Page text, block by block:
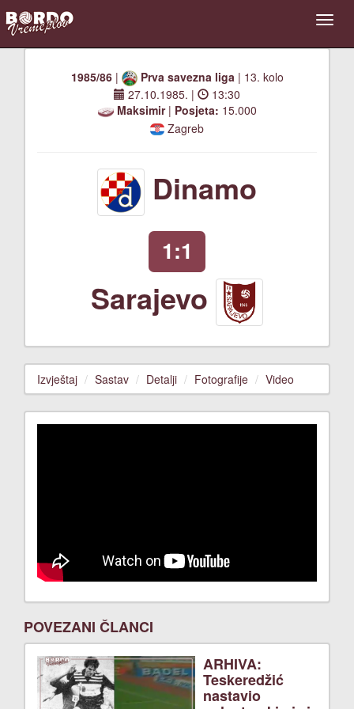
1985/86| Prva savezna liga| 13. kolo
27.10.1985. |
13:30
Maksimir| Posjeta: 15.000
Zagreb
Dinamo
1:1
Sarajevo
Izvještaj Sastav Detalji Fotografije Video
POVEZANI ČLANCI
ARHIVA:
Teskeredžić
nastavio